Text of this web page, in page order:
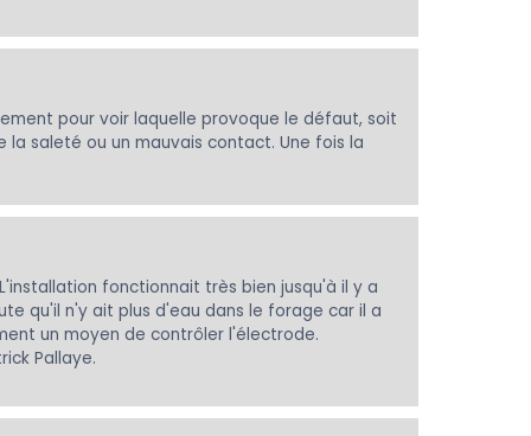
pour voir laquelle provoque le défaut, soit
la saleté ou un mauvais contact. Une fois la
fonctionnait très bien jusqu'à il y a
qu'il n'y ait plus d'eau dans le forage car il a
un moyen de contrôler l'électrode.
Pallaye.